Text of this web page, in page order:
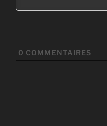
0 COMMENTAIRES